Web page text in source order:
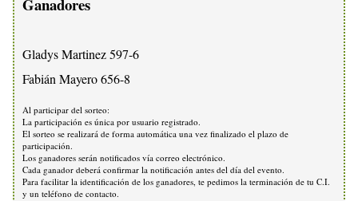
Gladys Martinez 597-6
Fabián Mayero 656-8
Al participar del sorteo:
La participación es única por usuario registrado.
El sorteo se realizará de forma automática una vez finalizado el plazo de
participación.
Los ganadores serán notificados vía correo electrónico.
Cada ganador deberá confirmar la notificación antes del día del evento.
Para facilitar la identificación de los ganadores, te pedimos la terminación de tu C.I.
y un teléfono de contacto.